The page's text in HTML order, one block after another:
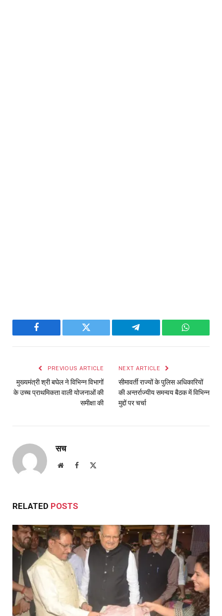
Facebook Twitter Telegram
PREVIOUS ARTICLE
मुख्यमंत्री श्री बघेल ने विभिन्न विभागों
के उच्च प्राथमिकता वाली योजनाओं की
समीक्षा की
NEXT ARTICLE
सीमावर्ती राज्यों के पुलिस अधिकारियों
की अन्तर्राज्यीय समन्वय बैठक में विभिन्न
मुद्दों पर चर्चा
सच
WebsiteFacebook
RELATED POSTS